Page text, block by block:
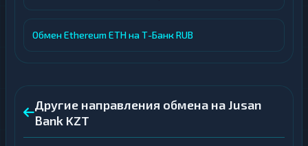
Обмен Ethereum ETH на Т-Банк RUB
Другие направления обмена на Jusan
Bank KZT